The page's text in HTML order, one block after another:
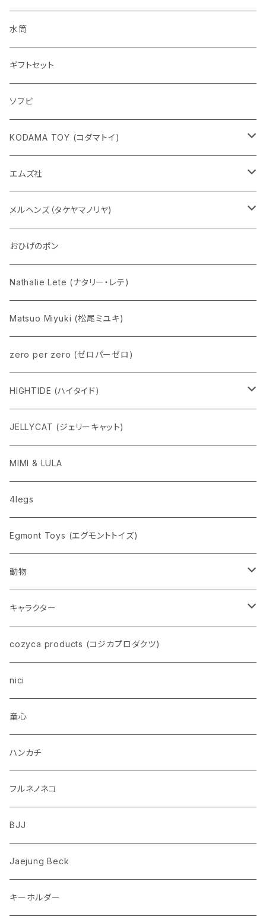
水筒
ギフトセット
ソフビ
KODAMA TOY (コダマトイ)
チャーミーちゃん
五型動物
Eddie パンダ
エムズ社
デコちゃん
クマちゃん
メルヘンズ（タケヤマノリヤ)
ケロペチーノ
おひげのポン
Nathalie Lete (ナタリー・レテ)
Matsuo Miyuki (松尾ミユキ)
zero per zero (ゼロパーゼロ)
HIGHTIDE (ハイタイド)
ニューレトロ
penco
nahe
pppppins（ピーーーーンズ）
JELLYCAT (ジェリーキャット)
MIMI & LULA
4legs
Egmont Toys (エグモントトイズ)
動物
ネコ
イヌ
トイプードル
柴犬
ポメラニアン
コーギー
ウザギ
パンダ
リス
クマ
ゾウ
トリ
キャラクター
スヌーピー
モンチッチ
ムーミン
ちいかわ
ミッフィー
Richard Scarry (リチャード・スキャリー)
おぱんちゅうさぎ/んぽちゃむ
cozyca products (コジカプロダクツ)
nici
童心
ハンカチ
フルネノネコ
BJJ
Jaejung Beck
キーホルダー